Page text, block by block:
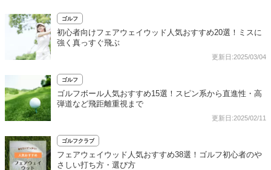
ゴルフ
初心者向けフェアウェイウッド人気おすすめ20選！ミスに
強く真っすぐ飛ぶ
更新日:2025/03/04
ゴルフ
ゴルフボール人気おすすめ15選！スピン系から直進性・高
弾道など飛距離重視まで
更新日:2025/02/11
ゴルフクラブ
フェアウェイウッド人気おすすめ38選！ゴルフ初心者のや
さしい打ち方・選び方